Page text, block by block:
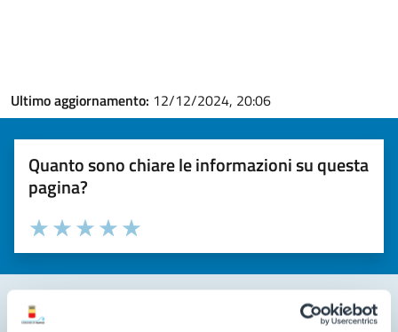
Ultimo aggiornamento: 12/12/2024, 20:06
Quanto sono chiare le informazioni su questa
pagina?
Valuta la chiarezza delle informazioni (da 1 a 5 stelle)
Seleziona il numero di stelle per valutare la chiarezza delle
Valuta 5 stelle su 5
Valuta 4 stelle su 5
Valuta 3 stelle su 5
Valuta 2 stelle su 5
Valuta 1 stelle su 5